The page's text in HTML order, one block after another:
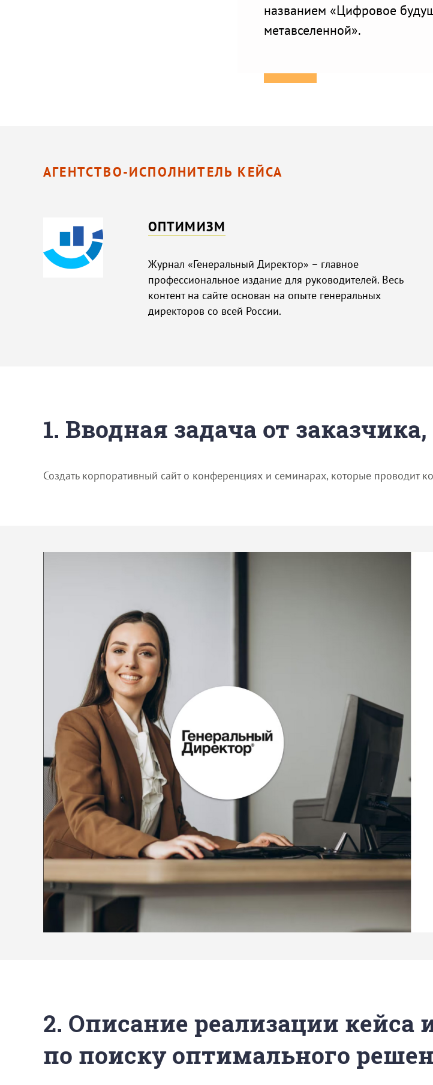
названием «Цифровое
метавселенной».
АГЕНТСТВО-ИСПОЛНИТЕЛЬ КЕЙСА
ОПТИМИЗМ
Журнал «Генеральный Директор» – главное
профессиональное издание для руководителей. Весь
контент на сайте основан на опыте генеральных
директоров со всей России.
1. Вводная задача от
Создать корпоративный сайт о конференциях и семинарах, которые проводит
2. Описание реализации кейса
по поиску оптимального